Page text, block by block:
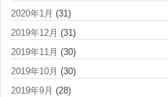
2020年1月 (31)
2019年12月 (31)
2019年11月 (30)
2019年10月 (30)
2019年9月 (28)